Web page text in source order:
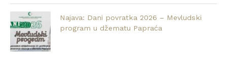
Najava: Dani povratka 2026 – Mevludski
program u džematu Papraća